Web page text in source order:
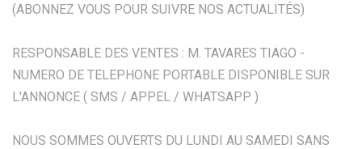
(ABONNEZ VOUS POUR SUIVRE NOS ACTUALITÉS)
RESPONSABLE DES VENTES : M. TAVARES TIAGO -
NUMERO DE TELEPHONE PORTABLE DISPONIBLE SUR
L'ANNONCE ( SMS / APPEL / WHATSAPP )
NOUS SOMMES OUVERTS DU LUNDI AU SAMEDI SANS